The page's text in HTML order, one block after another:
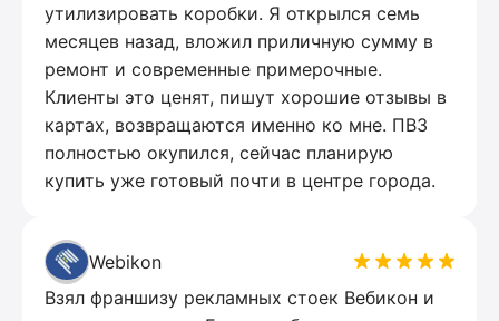
утилизировать коробки. Я открылся семь
месяцев назад, вложил приличную сумму в
ремонт и современные примерочные.
Клиенты это ценят, пишут хорошие отзывы в
картах, возвращаются именно ко мне. ПВЗ
полностью окупился, сейчас планирую
купить уже готовый почти в центре города.
Webikon
Взял франшизу рекламных стоек Вебикон и